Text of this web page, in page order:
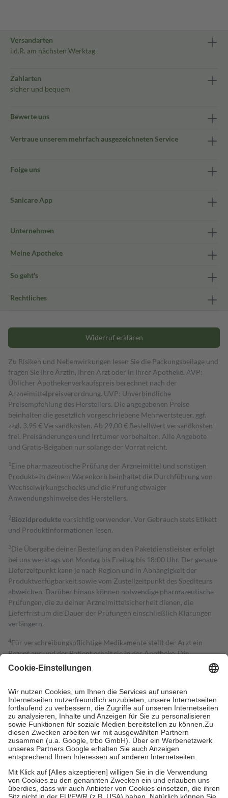
Versandarten
i.d.R. am nächsten Werktag
Zahlarten
sicher und bequem
Bewerte uns
Vertraue unserem mehrfach ausgezeichneten Service
Folge uns
Sanicare App
Unternehmen
Meine Apotheke
So geht's
Rechtliches
Widerruf erklären
Zu Risiken und Nebenwirkungen lesen Sie die Packungsbeilage und
fragen Sie Ihre Ärztin, Ihren Arzt oder in Ihrer Apotheke. AVP:
Üblicher Apothekenverkaufspreis berechnet nach der
Arzneimittelpreisverordnung. UVP: Unverbindliche
Preisempfehlung des Herstellers. Die angegebenen Preise
beinhalten die gesetzlich vorgeschriebene Mehrwertsteuer, ggf.
zzgl. 3,95 € Versandkosten. Ab 29,00 € Bestell­wert versand­kosten­
frei. Preisänderungen und Irrtümer vorbehalten. Alle Angebote
und Gratis-Beigaben nur solange der Vorrat reicht.
1 Eine pharmazeutische Prüfung der Arzneimittel und sonstigen
Produkte in deinem Warenkorb beinhaltet die Durchführung von
Wechselwirkungschecks und die Prüfung etwaiger
Anwendungshinweise des Herstellers.
2Biozidproduktevorsichtig verwenden. Vor Gebrauch stets Etikett
und Produktinformationen lesen.
3Die Übergabe deiner Bestellung an den Paketdienstleister erfolgt
bei uns werktags von Montag bis Freitag bis 18:00 Uhr. Der genaue
Lieferzeitpunkt kann je nach Region und in Abhängigkeit der
Produktverfügbarkeit sowie vom Zustellzeitpunkt des Spediteurs
abweichen. Darüber hinaus können notwendige pharmazeutische
Prüfungen, die zu deiner Arzneimittelsicherheit dienen, die
Lieferfrist um die Dauer der Prüfungen einschließlich Klärungen
verlängern.
4Für verschreibungspflichtige Medikamente stellt der Arzt ein
Rezept aus und der Patient erhält sie in der Apotheke. Die
gesetzliche Krankenversicherung übernimmt in der Regel die
Kosten dafür, der Versicherte trägt einen Teil davon als Zuzahlung
Grundsätzlich leisten Mitglieder Zuzahlungen in Höhe von zehn
Prozent des Abgabepreises,mindestens jedochfünf Euround
höchstens zehn Euro.Es sind jedoch nie mehr als die tatsächlichen
Kosten der Leistung zu entrichten.
Diese Regeln gelten grundsätzlich auch für Online-Apotheken.
Bei Heilmitteln und häuslicher Krankenpflege beträgt die
Zuzahlung zehn Prozent der Kosten sowie zehn Euro je
Verordnung.
Um das Engagement der Versicherten für ihre eigene Gesundheit zu
stärken und die besondere Stellung der Familie zu unterstützen,